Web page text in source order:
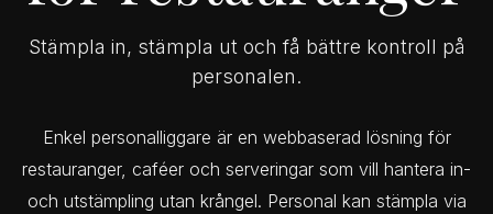
Stämpla in, stämpla ut och få bättre kontroll på
personalen.
Enkel personalliggare är en webbaserad lösning för
restauranger, caféer och serveringar som vill hantera in-
och utstämpling utan krångel. Personal kan stämpla via